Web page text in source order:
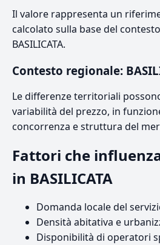
Il valore rappresenta un
calcolato sulla base del
BASILICATA.
Contesto regionale:
Le differenze territoriali
variabilità del prezzo, in
concorrenza e struttura del
Fattori che
in BASILICATA
Domanda locale del
Densità abitativa e
Disponibilità di operatori